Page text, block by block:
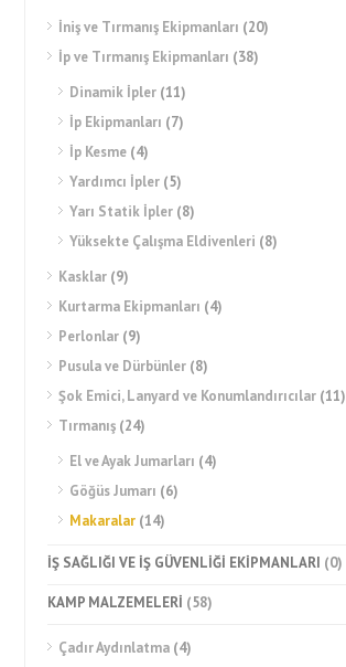
İniş ve Tırmanış Ekipmanları (20)
İp ve Tırmanış Ekipmanları (38)
Dinamik İpler (11)
İp Ekipmanları (7)
İp Kesme (4)
Yardımcı İpler (5)
Yarı Statik İpler (8)
Yüksekte Çalışma Eldivenleri (8)
Kasklar (9)
Kurtarma Ekipmanları (4)
Perlonlar (9)
Pusula ve Dürbünler (8)
Şok Emici, Lanyard ve Konumlandırıcılar (11)
Tırmanış (24)
El ve Ayak Jumarları (4)
Göğüs Jumarı (6)
Makaralar (14)
İŞ SAĞLIĞI VE İŞ GÜVENLİĞİ EKİPMANLARI (0)
KAMP MALZEMELERİ (58)
Çadır Aydınlatma (4)